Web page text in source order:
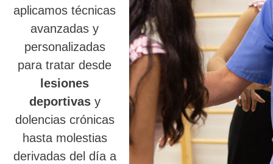
aplicamos técnicas
avanzadas y
personalizadas
para tratar desde
lesiones
deportivasy
dolencias crónicas
hasta molestias
derivadas del día a